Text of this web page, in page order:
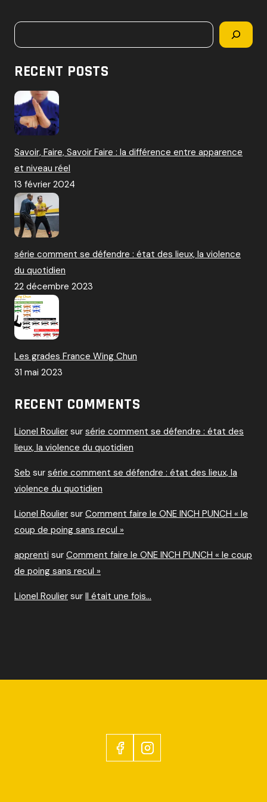
r
Rechercher
RECENT POSTS
Savoir, Faire, Savoir Faire : la différence entre apparence
et niveau réel
13 février 2024
série comment se défendre : état des lieux, la violence
du quotidien
22 décembre 2023
Les grades France Wing Chun
31 mai 2023
RECENT COMMENTS
Lionel Roulier sur série comment se défendre : état des
lieux, la violence du quotidien
Seb sur série comment se défendre : état des lieux, la
violence du quotidien
Lionel Roulier sur Comment faire le ONE INCH PUNCH « le
coup de poing sans recul »
apprenti sur Comment faire le ONE INCH PUNCH « le coup
de poing sans recul »
Lionel Roulier sur Il était une fois…